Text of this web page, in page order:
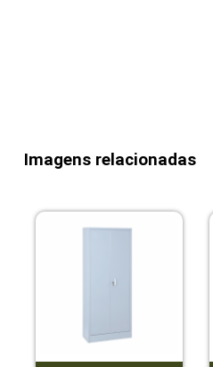
Imagens relacionadas